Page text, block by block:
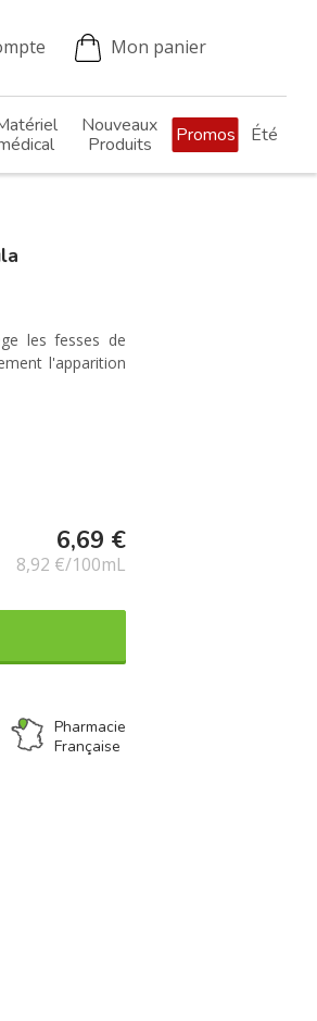
Mon panier
Nouveaux
Produits
Promos Été
les fesses de
l'apparition
6,69 €
8,92 €/100mL
Pharmacie
Française